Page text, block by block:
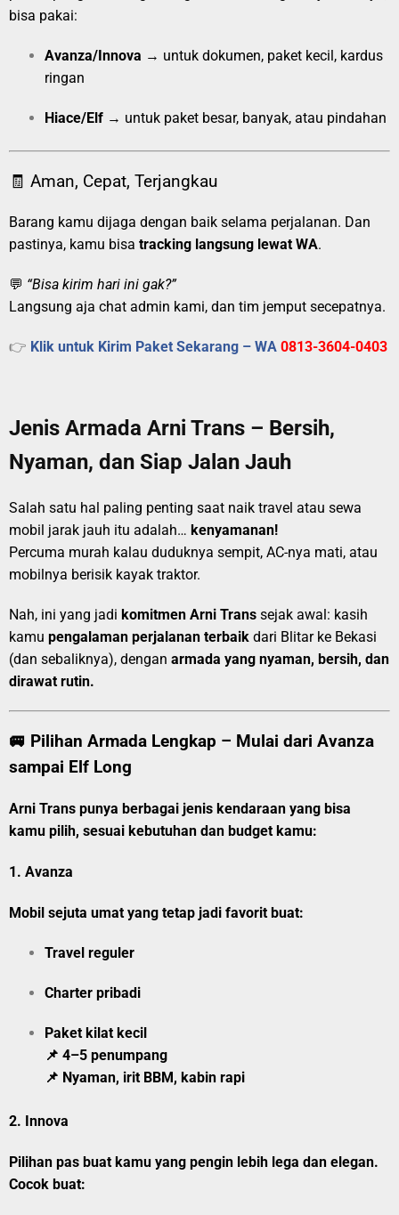
bisa pakai:
Avanza/Innova → untuk dokumen, paket kecil, kardus
ringan
Hiace/Elf → untuk paket besar, banyak, atau pindahan
🧾 Aman, Cepat, Terjangkau
Barang kamu dijaga dengan baik selama perjalanan. Dan
pastinya, kamu bisa tracking langsung lewat WA.
💬 “Bisa kirim hari ini gak?”
Langsung aja chat admin kami, dan tim jemput secepatnya.
👉 Klik untuk Kirim Paket Sekarang – WA 0813-3604-0403
Jenis Armada Arni Trans – Bersih,
Nyaman, dan Siap Jalan Jauh
Salah satu hal paling penting saat naik travel atau sewa
mobil jarak jauh itu adalah… kenyamanan!
Percuma murah kalau duduknya sempit, AC-nya mati, atau
mobilnya berisik kayak traktor.
Nah, ini yang jadi komitmen Arni Trans sejak awal: kasih
kamu pengalaman perjalanan terbaik dari Blitar ke Bekasi
(dan sebaliknya), dengan armada yang nyaman, bersih, dan
dirawat rutin.
🚐 Pilihan Armada Lengkap – Mulai dari Avanza
sampai Elf Long
Arni Trans punya berbagai jenis kendaraan yang bisa
kamu pilih, sesuai kebutuhan dan budget kamu:
1. Avanza
Mobil sejuta umat yang tetap jadi favorit buat:
Travel reguler
Charter pribadi
Paket kilat kecil
📌 4–5 penumpang
📌 Nyaman, irit BBM, kabin rapi
2. Innova
Pilihan pas buat kamu yang pengin lebih lega dan elegan.
Cocok buat: